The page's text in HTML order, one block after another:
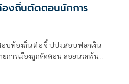
องถิ่นตัดตอนนักการ
บท้องถิ่น ต่อ จี้ ปปง.สอบฟอกเงิน
ยการเมืองถูกตัดตอน-ลอยนวลพ้นผิด